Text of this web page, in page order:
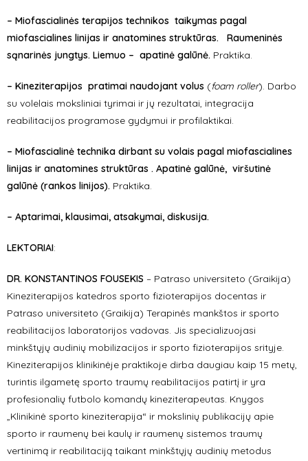
– Miofascialinės terapijos technikos taikymas pagal
miofascialines linijas ir anatomines struktūras. Raumeninės
sąnarinės jungtys. Liemuo – apatinė galūnė. Praktika.
– Kineziterapijos pratimai naudojant volus (foam roller). Darbo
su volelais moksliniai tyrimai ir jų rezultatai, integracija
reabilitacijos programose gydymui ir profilaktikai.
– Miofascialinė technika dirbant su volais pagal miofascialines
linijas ir anatomines struktūras . Apatinė galūnė, viršutinė
galūnė (rankos linijos). Praktika.
– Aptarimai, klausimai, atsakymai, diskusija.
LEKTORIAI:
DR. KONSTANTINOS FOUSEKIS – Patraso universiteto (Graikija)
Kineziterapijos katedros sporto fizioterapijos docentas ir
Patraso universiteto (Graikija) Terapinės mankštos ir sporto
reabilitacijos laboratorijos vadovas. Jis specializuojasi
minkštųjų audinių mobilizacijos ir sporto fizioterapijos srityje.
Kineziterapijos klinikinėje praktikoje dirba daugiau kaip 15 metų,
turintis ilgametę sporto traumų reabilitacijos patirtį ir yra
profesionalių futbolo komandų kineziterapeutas. Knygos
„Klinikinė sporto kineziterapija“ ir mokslinių publikacijų apie
sporto ir raumenų bei kaulų ir raumenų sistemos traumų
vertinimą ir reabilitaciją taikant minkštųjų audinių metodus